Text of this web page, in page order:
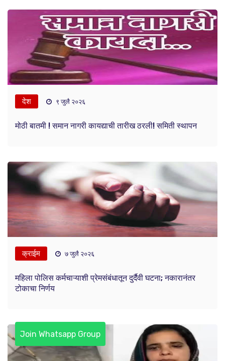
देश ९ जुलै २०२६
मोठी बातमी ! समान नागरी कायद्याची तारीख ठरली! समिती स्थापन
क्राईम ७ जुलै २०२६
महिला पोलिस कर्मचाऱ्याशी प्रेमसंबंधातून दुर्दैवी घटना; नकारानंतर
टोकाचा निर्णय
Join Whatsapp Group